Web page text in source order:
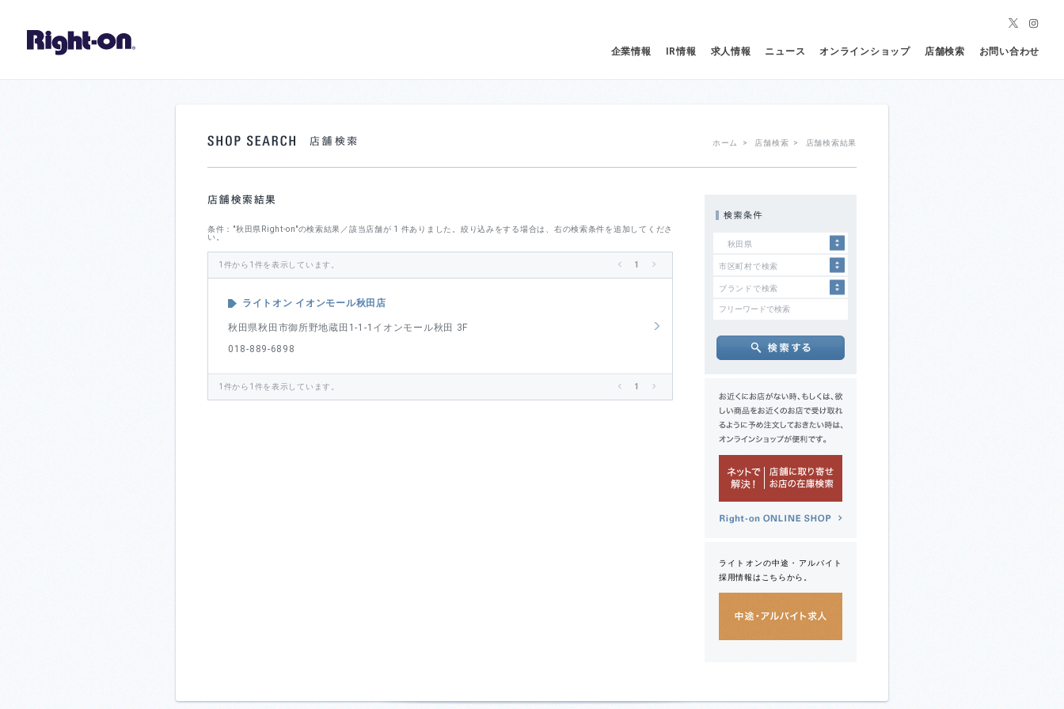
企業情報 IR情報 求人情報 ニュース オンラインショップ 店舗検索 お問い合わせ
ホーム > 店舗検索 > 店舗検索結果
秋田県
市区町村で検索
ブランドで検索
ライトオンの中途・アルバイト
採用情報はこちらから。
条件："秋田県Right-on"の検索結果／該当店舗が 1 件ありました。絞り込みをする場合は、右の検索条件を追加してくださ
い。
1
1件から1件を表示しています。
ライトオン イオンモール秋田店
秋田県秋田市御所野地蔵田1-1-1イオンモール秋田 3F
018-889-6898
1
1件から1件を表示しています。